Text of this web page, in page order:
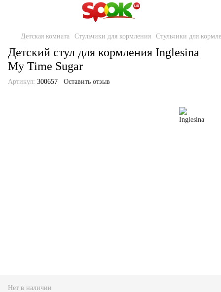
Детская комната Стульчики для кормления Стульчики для
Детский стул для кормления Inglesina
My Time Sugar
Артикул: 300657 Оставить отзыв
Нет в наличии